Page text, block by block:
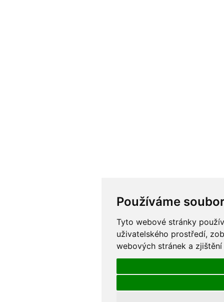
Používáme
Tyto webové stránky
uživatelského prostředí,
webových stránek a